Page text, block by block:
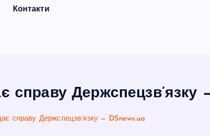
Контакти
справу Держспецзв’язку
справу Держспецзв’язку — DSnews.ua